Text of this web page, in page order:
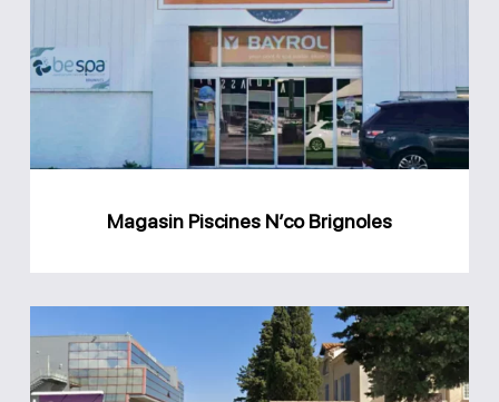
N’co
Brignoles
Magasin Piscines N’co Brignoles
Magasin
piscine